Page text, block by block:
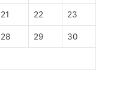
21 22 23
28 29 30